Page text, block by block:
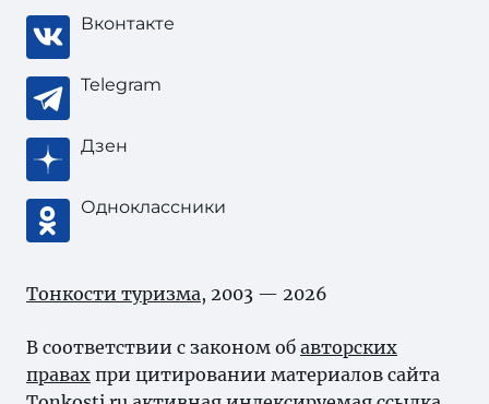
Вконтакте
Telegram
Дзен
Одноклассники
Тонкости туризма, 2003 — 2026
В соответствии с законом об авторских
правах при цитировании материалов сайта